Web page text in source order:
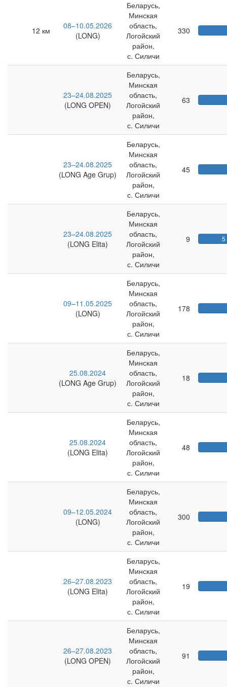
12 км
08–10.05.2026
(LONG)
Беларусь,
Минская
область,
Логойский
район,
с. Силичи
330
23–24.08.2025
(LONG OPEN)
Беларусь,
Минская
область,
Логойский
район,
с. Силичи
63
23–24.08.2025
(LONG Age Grup)
Беларусь,
Минская
область,
Логойский
район,
с. Силичи
45
23–24.08.2025
(LONG Elita)
Беларусь,
Минская
область,
Логойский
район,
с. Силичи
9 5
09–11.05.2025
(LONG)
Беларусь,
Минская
область,
Логойский
район,
с. Силичи
178
25.08.2024
(LONG Age Grup)
Беларусь,
Минская
область,
Логойский
район,
с. Силичи
18
25.08.2024
(LONG Elita)
Беларусь,
Минская
область,
Логойский
район,
с. Силичи
48
09–12.05.2024
(LONG)
Беларусь,
Минская
область,
Логойский
район,
с. Силичи
300
26–27.08.2023
(LONG Elita)
Беларусь,
Минская
область,
Логойский
район,
с. Силичи
19
26–27.08.2023
(LONG OPEN)
Беларусь,
Минская
область,
Логойский
район,
с. Силичи
91